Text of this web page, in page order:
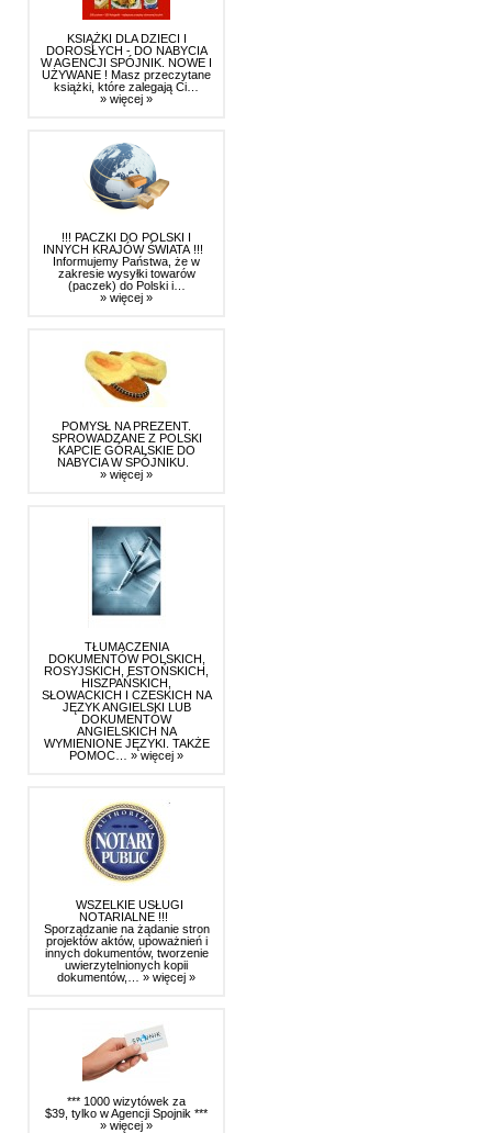
KSIĄŻKI DLA DZIECI I
DOROSŁYCH - DO NABYCIA
W AGENCJI SPÓJNIK. NOWE I
UŻYWANE ! Masz przeczytane
książki, które zalegają Ci…
» więcej »
!!! PACZKI DO POLSKI I
INNYCH KRAJÓW ŚWIATA !!!
Informujemy Państwa, że w
zakresie wysyłki towarów
(paczek) do Polski i…
» więcej »
POMYSŁ NA PREZENT.
SPROWADZANE Z POLSKI
KAPCIE GÓRALSKIE DO
NABYCIA W SPÓJNIKU.
» więcej »
TŁUMACZENIA
DOKUMENTÓW POLSKICH,
ROSYJSKICH, ESTOŃSKICH,
HISZPAŃSKICH,
SŁOWACKICH I CZESKICH NA
JĘZYK ANGIELSKI LUB
DOKUMENTÓW
ANGIELSKICH NA
WYMIENIONE JĘZYKI. TAKŻE
POMOC… » więcej »
WSZELKIE USŁUGI
NOTARIALNE !!!
Sporządzanie na żądanie stron
projektów aktów, upoważnień i
innych dokumentów, tworzenie
uwierzytelnionych kopii
dokumentów,… » więcej »
*** 1000 wizytówek za
$39, tylko w Agencji Spojnik ***
» więcej »